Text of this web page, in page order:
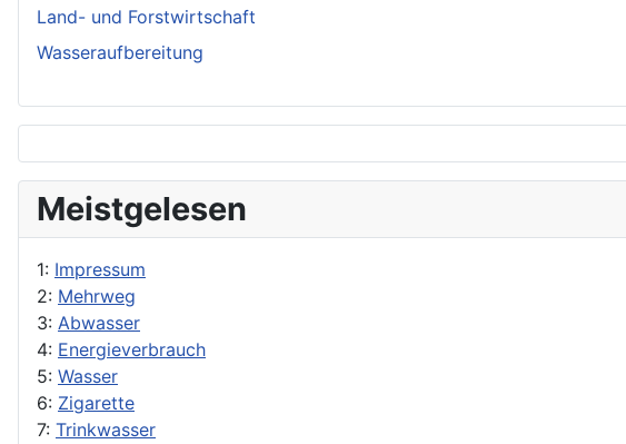
Land- und Forstwirtschaft
Wasseraufbereitung
Meistgelesen
1: Impressum
2: Mehrweg
3: Abwasser
4: Energieverbrauch
5: Wasser
6: Zigarette
7: Trinkwasser